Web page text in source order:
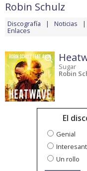
Robin Schulz
Discografía Noticias
Enlaces
Sugar
Robin
El
Genial
Un rollo